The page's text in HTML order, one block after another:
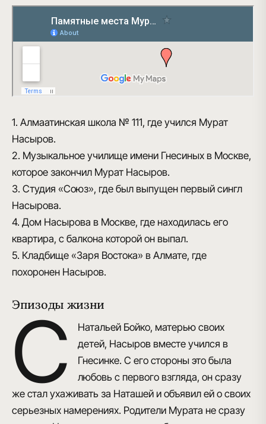
1. Алмаатинская школа № 111, где учился Мурат
Насыров.
2. Музыкальное училище имени Гнесиных в Москве,
которое закончил Мурат Насыров.
3. Студия «Союз», где был выпущен первый сингл
Насырова.
4. Дом Насырова в Москве, где находилась его
квартира, с балкона которой он выпал.
5. Кладбище «Заря Востока» в Алмате, где
похоронен Насыров.
Эпизоды жизни
С
Натальей Бойко, матерью своих
детей, Насыров вместе учился в
Гнесинке. С его стороны это была
любовь с первого взгляда, он сразу
же стал ухаживать за Наташей и объявил ей о своих
серьезных намерениях. Родители Мурата не сразу